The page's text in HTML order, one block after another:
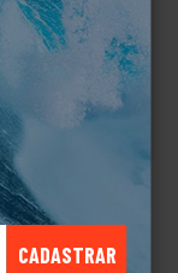
CADASTRAR